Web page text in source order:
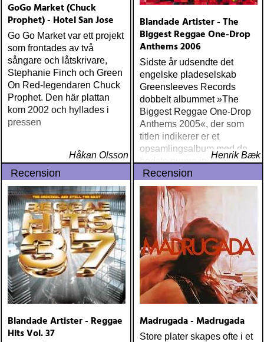
GoGo Market (Chuck
Prophet) - Hotel San Jose
Go Go Market var ett projekt
som frontades av två
sångare och låtskrivare,
Stephanie Finch och Green
On Red-legendaren Chuck
Prophet. Den här plattan
kom 2002 och hyllades i
pressen
Håkan Olsson
Blandade Artister - The
Biggest Reggae One-Drop
Anthems 2006
Sidste år udsendte det
engelske pladeselskab
Greensleeves Records
dobbelt albummet »The
Biggest Reggae One-Drop
Anthems 2005«, der som
titlen indikerer er et
opsamlingsalbum med de
bedste numre indenfor den
populære reggaestil kaldet
one-drop
Henrik Bæk
Recension
Blandade Artister - Reggae
Hits Vol. 37
Recension
Madrugada - Madrugada
Store plater skapes ofte i et